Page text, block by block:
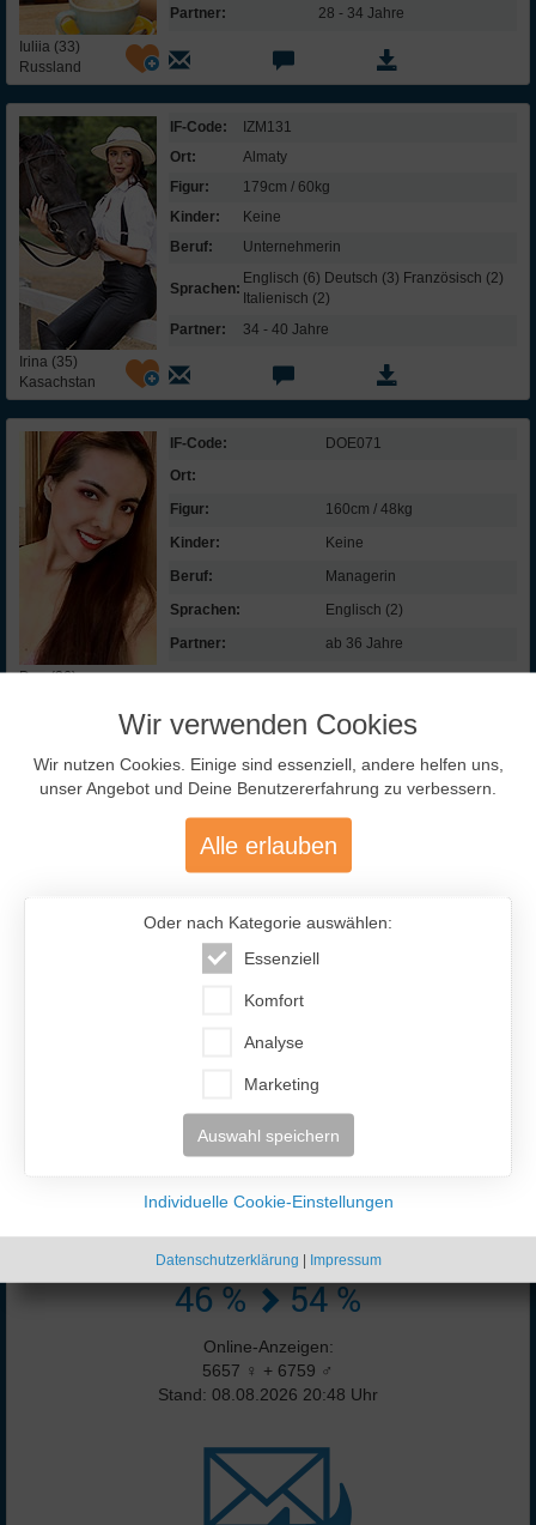
Iuliia (33)
Russland
Partner:
28 - 34 Jahre
Irina (35)
Kasachstan
IF-Code:
IZM131
Ort:
Almaty
Figur:
179cm / 60kg
Kinder:
Keine
Beruf:
Unternehmerin
Sprachen:
Englisch (6) Deutsch (3) Französisch (2)
Italienisch (2)
Partner:
34 - 40 Jahre
Don (36)
IF-Code:
DOE071
Ort:
Figur:
160cm / 48kg
Kinder:
Keine
Beruf:
Managerin
Sprachen:
Englisch (2)
Partner:
ab 36 Jahre
InterFriendship lohnt sich
477.200
Über 477.200 aktive Mitglieder
46 % 54 %
Online-Anzeigen:
5657 ♀ + 6759 ♂
Stand: 08.08.2026 20:48 Uhr
Wir verwenden Cookies
Wir nutzen Cookies. Einige sind essenziell, andere helfen uns,
unser Angebot und Deine Benutzererfahrung zu verbessern.
Alle erlauben
Oder nach Kategorie auswählen:
Essenziell
Komfort
Analyse
Marketing
Auswahl speichern
Individuelle Cookie-Einstellungen
Datenschutzerklärung | Impressum